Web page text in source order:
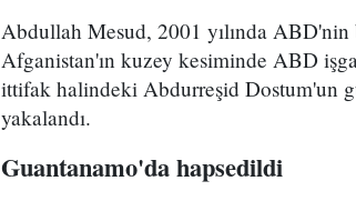
Abdullah Mesud, 2001 yılında ABD'nin
Afganistan'ın kuzey kesiminde ABD
ittifak halindeki Abdurreşid Dostum'un
yakalandı.
Guantanamo'da hapsedildi